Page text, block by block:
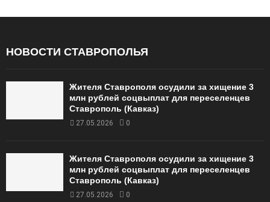
НОВОСТИ СТАВРОПОЛЬЯ
Жителя Ставрополя осудили за хищение 3
млн рублей соцвыплат для переселенцев
Ставрополь (Кавказ)
27.05.2026 0
Жителя Ставрополя осудили за хищение 3
млн рублей соцвыплат для переселенцев
Ставрополь (Кавказ)
27.05.2026 0